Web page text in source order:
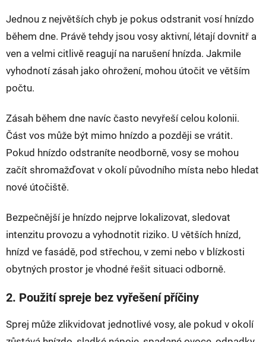
Jednou z největších chyb je pokus odstranit vosí hnízdo
během dne. Právě tehdy jsou vosy aktivní, létají dovnitř a
ven a velmi citlivě reagují na narušení hnízda. Jakmile
vyhodnotí zásah jako ohrožení, mohou útočit ve větším
počtu.
Zásah během dne navíc často nevyřeší celou kolonii.
Část vos může být mimo hnízdo a později se vrátit.
Pokud hnízdo odstraníte neodborně, vosy se mohou
začít shromažďovat v okolí původního místa nebo hledat
nové útočiště.
Bezpečnější je hnízdo nejprve lokalizovat, sledovat
intenzitu provozu a vyhodnotit riziko. U větších hnízd,
hnízd ve fasádě, pod střechou, v zemi nebo v blízkosti
obytných prostor je vhodné řešit situaci odborně.
2. Použití spreje bez vyřešení příčiny
Sprej může zlikvidovat jednotlivé vosy, ale pokud v okolí